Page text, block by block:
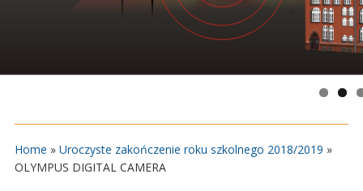
Home » Uroczyste zakończenie roku szkolnego 2018/2019 »
OLYMPUS DIGITAL CAMERA